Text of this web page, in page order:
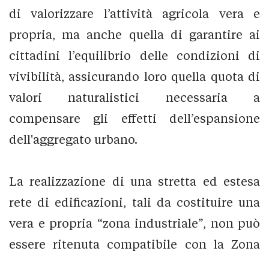
di valorizzare l’attività agricola vera e
propria, ma anche quella di garantire ai
cittadini l’equilibrio delle condizioni di
vivibilità, assicurando loro quella quota di
valori naturalistici necessaria a
compensare gli effetti dell’espansione
dell'aggregato urbano.
La realizzazione di una stretta ed estesa
rete di edificazioni, tali da costituire una
vera e propria “zona industriale”, non può
essere ritenuta compatibile con la Zona